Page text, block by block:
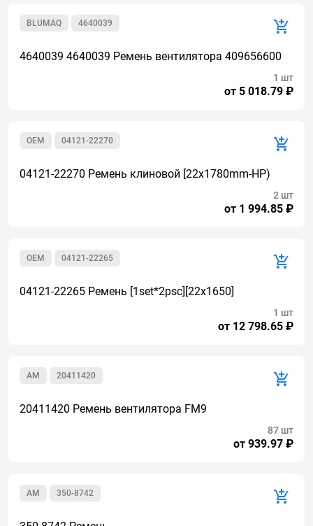
4640039
BLUMAQ
4640039 4640039 Ремень вентилятора 409656600
от 5 018.79 ₽
1 шт
04121-22270
OEM
04121-22270 Ремень клиновой [22x1780mm-HP)
от 1 994.85 ₽
2 шт
04121-22265
OEM
04121-22265 Ремень [1set*2psc][22x1650]
от 12 798.65 ₽
1 шт
20411420
AM
20411420 Ремень вентилятора FM9
от 939.97 ₽
87 шт
350-8742
AM